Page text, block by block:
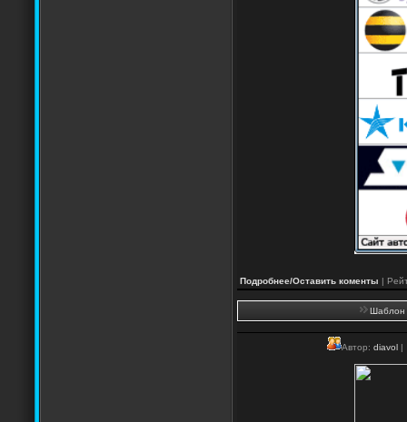
Подробнее/Оставить коменты |
Шаблон
Автор: diavol |